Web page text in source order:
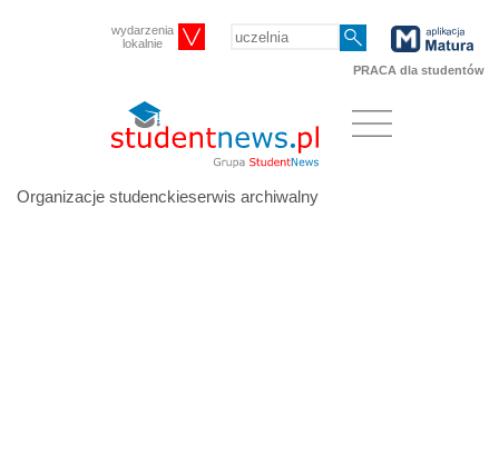
wydarzenia
lokalnie
PRACA dla studentów
Organizacje studenckieserwis archiwalny